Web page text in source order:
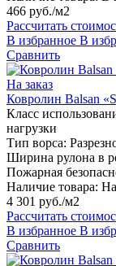
466 руб./м2
Рассчитать
В избранное В
Сравнить
На заказ
Ковролин Balsan
Класс
нагрузки
Тип ворса:
Ширина рулона в
Пожарная
Наличие товара: На
4 301 руб./м2
Рассчитать
В избранное В
Сравнить